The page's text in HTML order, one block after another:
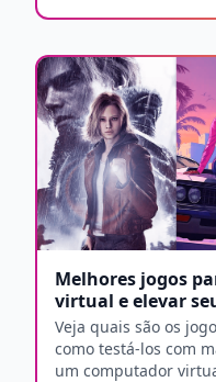
Melhores jogos
virtual e elevar
Veja quais são os
como testá-los com
um computador